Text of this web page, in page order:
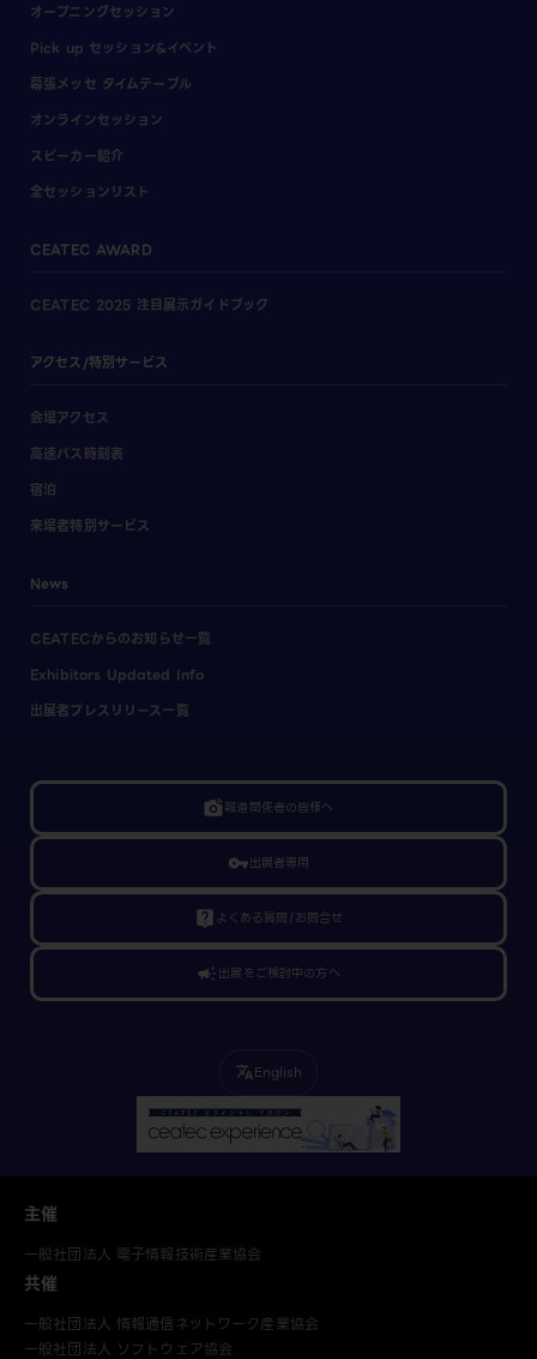
オープニングセッション
Pick up セッション&イベント
幕張メッセ タイムテーブル
オンラインセッション
スピーカー紹介
全セッションリスト
CEATEC AWARD
CEATEC 2025 注目展示ガイドブック
アクセス/特別サービス
会場アクセス
高速バス時刻表
宿泊
来場者特別サービス
News
CEATECからのお知らせ一覧
Exhibitors Updated Info
出展者プレスリリース一覧
linked_camera報道関係者の皆様へ
vpn_key出展者専用
live_help よくある質問/お問合せ
campaign出展をご検討中の方へ
translateEnglish
主催
一般社団法人 電子情報技術産業協会
共催
一般社団法人 情報通信ネットワーク産業協会
一般社団法人 ソフトウェア協会